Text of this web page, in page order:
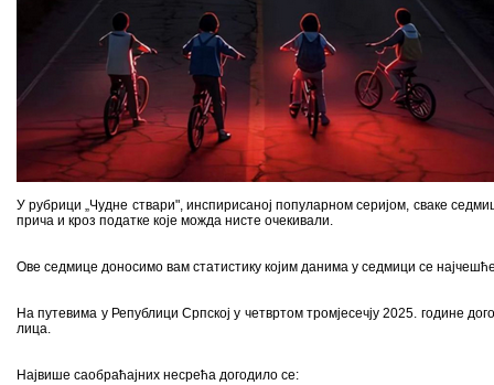
У рубрици „Чудне ствари", инспирисаној популарном серијом, сваке
прича и кроз податке које можда нисте очекивали.
Ове седмице доносимо вам статистику којим данима у седмици се
На путевима у Републици Српској у четвртом тромјесечју 2025. године
лица.
Највише саобраћајних несрећа догодило се: